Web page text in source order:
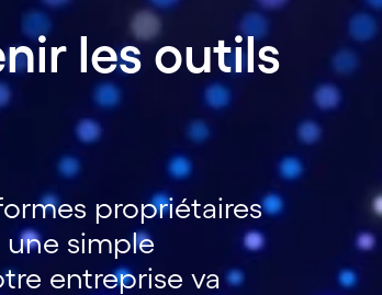
les outils
propriétaires
simple
entreprise va